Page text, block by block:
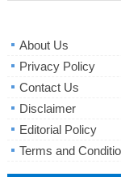
About Us
Privacy Policy
Contact Us
Disclaimer
Editorial Policy
Terms and